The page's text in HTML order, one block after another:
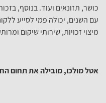
כושר, תזונאים ועוד. בנוסף,
עם השנים, יכולה פמי לסייע
מיצוי זכויות, שירותי שיקום
אטל מולכו, מובילה את תחום